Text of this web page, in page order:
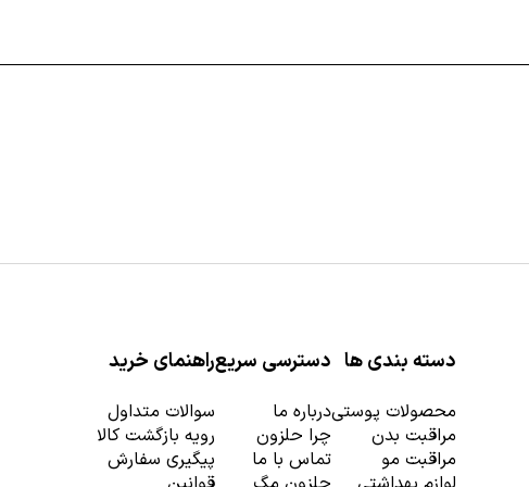
و خاصیت لایه ‌برداری خود، برای پاکسازی عمقی پوست طراحی
کرده و با توجه به آن اسکراب صورت را تهیه و مصرف کنید:
دسته بندی ها
محصولات پوستی
مراقبت بدن
مراقبت مو
دسترسی سریع
درباره ما
چرا حلزون
تماس با ما
راهنمای خرید
سوالات متداول
رویه بازگشت کالا
پیگیری سفارش